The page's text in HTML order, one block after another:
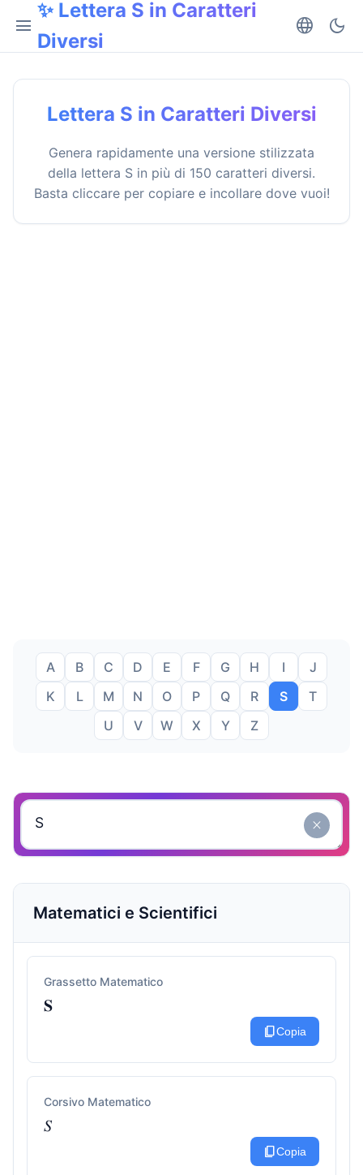
menu
✨ Lettera S in Caratteri
Diversi
language dark_mode
Lettera S in Caratteri Diversi
Genera rapidamente una versione stilizzata
della lettera S in più di 150 caratteri diversi.
Basta cliccare per copiare e incollare dove vuoi!
A B C D E F G H I
J
K
L M N O P Q R S
T
U
V W X Y Z
close
Matematici e Scientifici
Grassetto Matematico
𝐒
content_copyCopia
Corsivo Matematico
𝑆
content_copyCopia